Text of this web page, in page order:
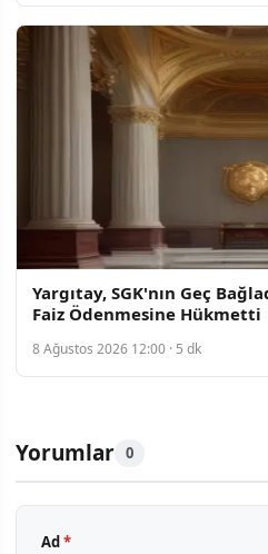
Yargıtay, SGK'nın Geç
Faiz Ödenmesine Hükmetti
8 Ağustos 2026 12:00 · 5 dk
Yorumlar 0
Ad*